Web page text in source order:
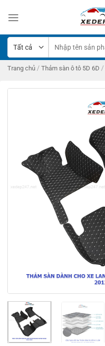
qua
dung
kiếm:
Trang chủ / Thảm sàn ô tô 5D 6D /